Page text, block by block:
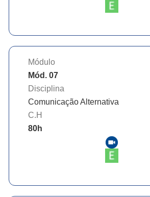
Módulo
Mód. 07
Disciplina
Comunicação Alternativa
C.H
80h